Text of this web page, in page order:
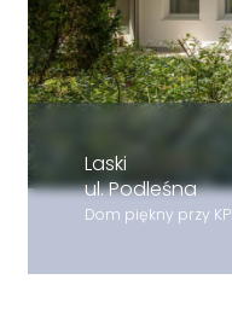
Laski
ul. Podleśna
Dom piękny przy